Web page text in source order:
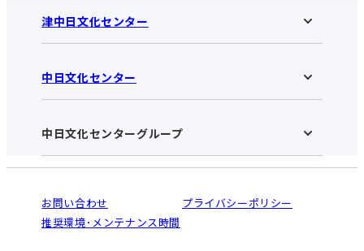
津中日文化センター
津中日文化センターHOME
お知らせ
アクセス･営業時間
お申し込みの流れ
入会と受講のご案内
中日文化センター
中日文化センターHOME
中日文化センターとは
受講規約・会員特典
ご利用ガイド
オンライン講座受講の手順
WEBサイトのよくある質問
中日文化センターグループ
南大高
犬山
高蔵寺
お問い合わせ
プライバシーポリシー
推奨環境･メンテナンス時間